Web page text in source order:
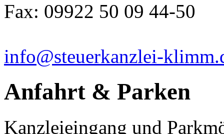
Fax: 09922 50 09 44-50
info@steuerkanzlei-
Anfahrt & Parken
Kanzleieingang und